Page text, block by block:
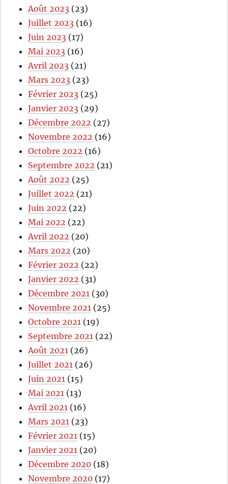
Août 2023 (23)
Juillet 2023 (16)
Juin 2023 (17)
Mai 2023 (16)
Avril 2023 (21)
Mars 2023 (23)
Février 2023 (25)
Janvier 2023 (29)
Décembre 2022 (27)
Novembre 2022 (16)
Octobre 2022 (16)
Septembre 2022 (21)
Août 2022 (25)
Juillet 2022 (21)
Juin 2022 (22)
Mai 2022 (22)
Avril 2022 (20)
Mars 2022 (20)
Février 2022 (22)
Janvier 2022 (31)
Décembre 2021 (30)
Novembre 2021 (25)
Octobre 2021 (19)
Septembre 2021 (22)
Août 2021 (26)
Juillet 2021 (26)
Juin 2021 (15)
Mai 2021 (13)
Avril 2021 (16)
Mars 2021 (23)
Février 2021 (15)
Janvier 2021 (20)
Décembre 2020 (18)
Novembre 2020 (17)